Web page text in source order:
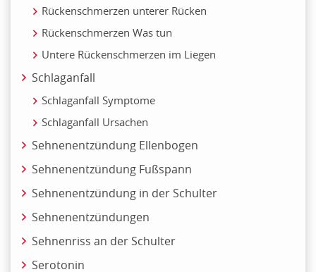
Rückenschmerzen unterer Rücken
Rückenschmerzen Was tun
Untere Rückenschmerzen im Liegen
Schlaganfall
Schlaganfall Symptome
Schlaganfall Ursachen
Sehnenentzündung Ellenbogen
Sehnenentzündung Fußspann
Sehnenentzündung in der Schulter
Sehnenentzündungen
Sehnenriss an der Schulter
Serotonin